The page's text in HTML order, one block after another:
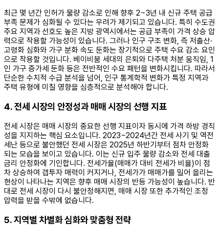
최근 몇 년간 인허가 물량 감소로 인해 향후 2~3년 내 신규 주택 공급
부족 문제가 심화될 수 있다는 우려가 제기되고 있습니다. 특히 수도권
주요 지역과 선호도 높은 지방 광역시에서는 공급 부족이 가격 상승 압
력으로 작용할 가능성이 있습니다. 그러나 인구 구조 변화, 즉 저출산·
고령화 심화와 가구 분화 속도 둔화는 장기적으로 주택 수요 감소 요인
으로 작용할 것입니다. 베이비붐 세대의 은퇴와 다주택 처분 움직임, 1
인 가구 증가세 둔화 등은 전반적인 수요 패턴을 변화시킵니다. 따라서
단순한 수치적 수급 분석을 넘어, 인구 통계학적 변화가 특정 지역과
주택 유형에 미칠 영향을 심층적으로 분석해야 합니다.
4. 전세 시장의 안정성과 매매 시장의 선행 지표
전세 시장은 매매 시장의 중요한 선행 지표이자 동시에 가격 하방 경직
성을 지지하는 핵심 요소입니다. 2023~2024년간 전세 사기 및 역전
세난 등으로 불안했던 전세 시장은 2025년 하반기부터 점차 안정화
되는 모습을 보이고 있습니다. 이는 신규 입주 물량 감소와 전세 대출
금리 안정화에 기인합니다. 전세가율(매매가 대비 전세가 비율)이 점
차 상승하여 갭투자 매력이 커지거나, 전세가가 매매가를 밀어 올리는
현상이 나타나는 지역은 향후 매매 시장의 반등 가능성이 높습니다. 반
대로 전세 시장이 다시 불안정해지면, 매매 시장 또한 추가적인 조정
압력을 받을 수밖에 없습니다.
5. 지역별 차별화 심화와 맞춤형 전략